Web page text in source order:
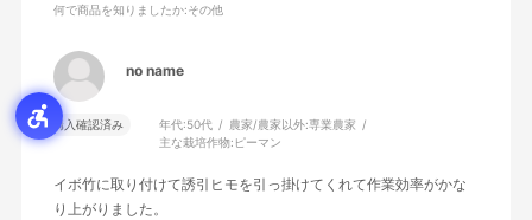
何で商品を知りましたか:その他
no name
購入確認済み 年代:50代 農家/農家以外:専業農家
主な栽培作物: ピーマン
イボ竹に取り付けて誘引ヒモを引っ掛けてくれて作業効率がかな
り上がりました。